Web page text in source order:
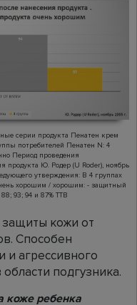
серии продукта Пенатен крем
потребителей Пенатен N: 4
Период проведения
продукта Ю. Родер (U Roder), ноябрь
утверждения: В 4 группах
хорошим / хорошим: - защитный
93; 94 и 87% TTB
кожи от
Способен
и агрессивного
подгузника.
коже ребенка